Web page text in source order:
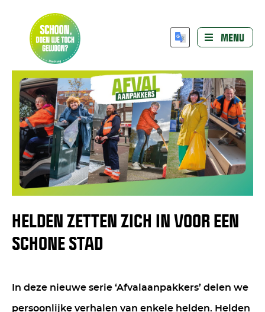
MENU
HELDEN ZETTEN ZICH IN VOOR EEN
SCHONE STAD
In deze nieuwe serie ‘Afvalaanpakkers’ delen we
persoonlijke verhalen van enkele helden. Helden